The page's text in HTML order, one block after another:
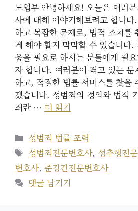
도입부 안녕하세요! 오늘은 여러
사에 대해 이야기해보려고 합니
하고 복잡한 문제로, 법적 조치를
게 해야 할지 막막할 수 있습니다.
움을 필요로 하시는 분들에게 필
자 합니다. 여러분이 겪고 있는 문
하고, 적절한 법률 서비스를 찾을
겠습니다. 성범죄의 정의와 법적
죄란 … 더 읽기
카
테
고
리
성범죄 법률 조력
태
그
성범죄전문변호사, 성추행전
변호사, 준강간전문변호사
댓글 남기기